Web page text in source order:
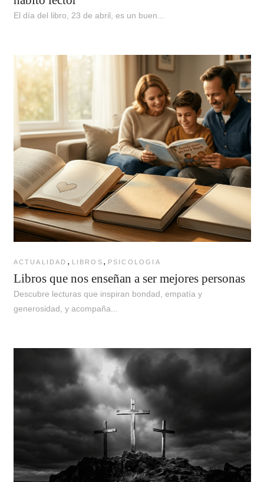
El día del libro, 23 de abril, es un buen...
ACTUALIDAD , LIBROS , PSICOLOGIA
Libros que nos enseñan a ser mejores personas
Descubre lecturas que inspiran bondad, empatía y
generosidad, y acompaña...